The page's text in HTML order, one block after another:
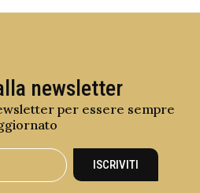
newsletter
per essere sempre
ISCRIVITI